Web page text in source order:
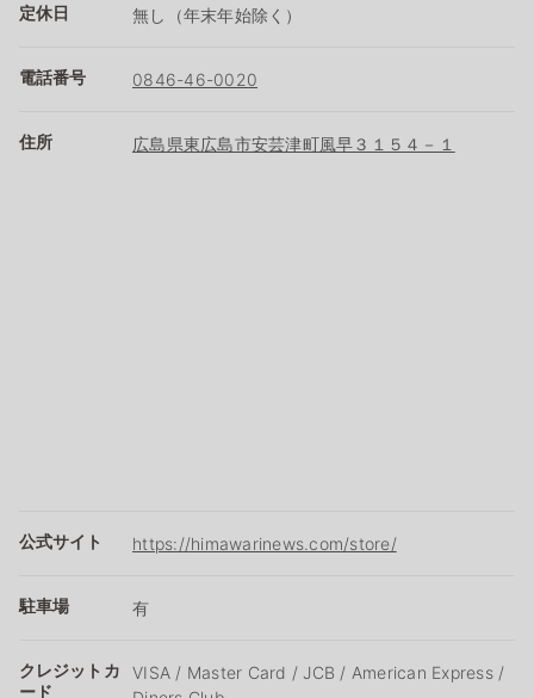
定休日 無し（年末年始除く）
電話番号 0846-46-0020
住所 広島県東広島市安芸津町風早３１５４－１
公式サイト https://himawarinews.com/store/
駐車場 有
クレジットカ
ード
VISA / Master Card / JCB / American Express /